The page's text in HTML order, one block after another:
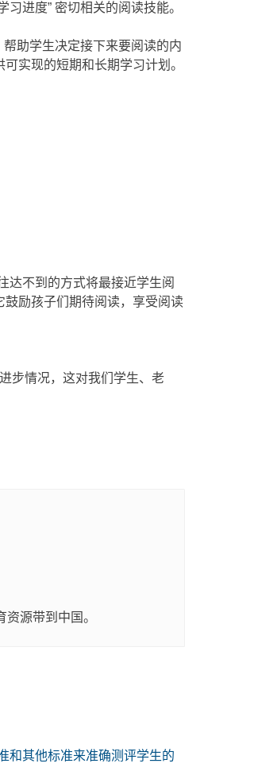
进度” 密切相关的阅读技能。
助学生决定接下来要阅读的内
实现的短期和长期学习计划。
达不到的方式将最接近学生阅
励孩子们期待阅读，享受阅读
步情况，这对我们学生、老
源带到中国。
和其他标准来准确测评学生的